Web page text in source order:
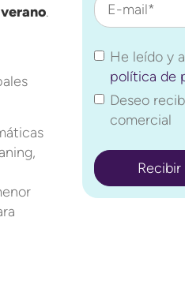
. E-mail*
He leído y
política de
Deseo
comercial